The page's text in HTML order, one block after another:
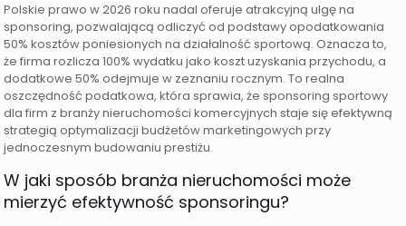
Polskie prawo w 2026 roku nadal oferuje atrakcyjną ulgę na
sponsoring, pozwalającą odliczyć od podstawy opodatkowania
50% kosztów poniesionych na działalność sportową. Oznacza to,
że firma rozlicza 100% wydatku jako koszt uzyskania przychodu, a
dodatkowe 50% odejmuje w zeznaniu rocznym. To realna
oszczędność podatkowa, która sprawia, że sponsoring sportowy
dla firm z branży nieruchomości komercyjnych staje się efektywną
strategią optymalizacji budżetów marketingowych przy
jednoczesnym budowaniu prestiżu.
W jaki sposób branża nieruchomości może
mierzyć efektywność sponsoringu?